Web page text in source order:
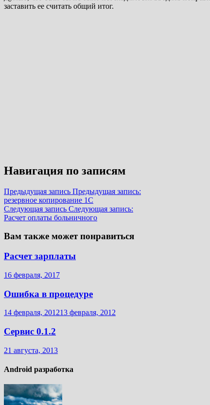
заставить ее считать общий итог.
Навигация по записям
Предыдущая запись Предыдущая запись:
резервное копирование 1С
Следующая запись Следующая запись:
Расчет оплаты больничного
Вам также может понравиться
Расчет зарплаты
16 февраля, 2017
Ошибка в процедуре
14 февраля, 201213 февраля, 2012
Сервис 0.1.2
21 августа, 2013
Android разработка